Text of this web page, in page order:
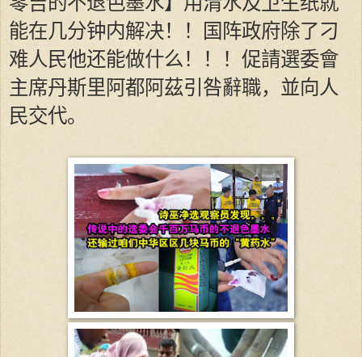
能在几分钟内解决！！国阵政府除了刁
难人民他还能做什么！！！促請選委會
主席丹斯里阿都阿茲引咎辭職，並向人
民交代。